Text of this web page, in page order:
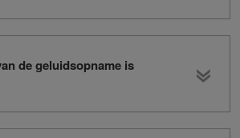
de geluidsopname is